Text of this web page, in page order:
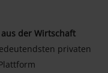
aus der Wirtschaft
privaten